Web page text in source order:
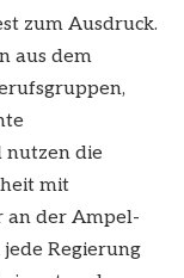
zum Ausdruck.
aus dem
nutzen die
mit
an der Ampel-
Regierung